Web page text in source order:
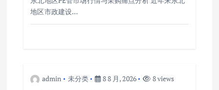
地区市政建设…
admin 未分类 8 8 月, 2026 8 views